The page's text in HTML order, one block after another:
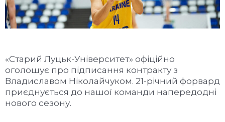
«Старий Луцьк-Університет» офіційно
оголошує про підписання контракту з
Владиславом Ніколайчуком. 21-річний форвард
приєднується до нашої команди напередодні
нового сезону.